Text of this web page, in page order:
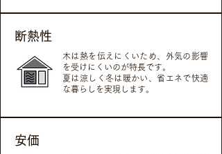
断熱性
木は熱を伝えにくいため、外気の影響
を受けにくいのが特長です。
夏は涼しく冬は暖かい、省エネで快適
な暮らしを実現します。
安価